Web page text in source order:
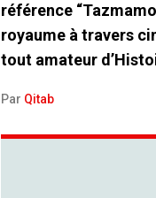
référence
royaume à travers
tout amateur
Par Qitab